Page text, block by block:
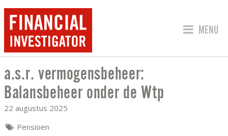
SPRING
MENU
A.S.R. VERMOGENSBEHEER:
a.s.r. vermogensbeheer:
Balansbeheer onder de Wtp
22 augustus 2025
Pensioen